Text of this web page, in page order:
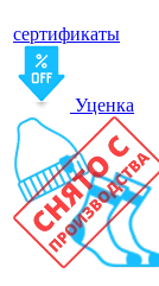
сертификаты
Уценка